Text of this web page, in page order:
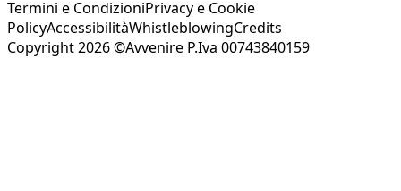
Termini e CondizioniPrivacy e Cookie
PolicyAccessibilitàWhistleblowingCredits
Copyright 2026 ©Avvenire P.Iva 00743840159